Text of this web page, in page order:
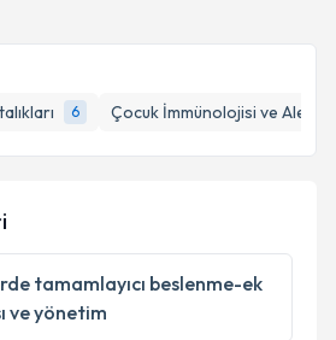
6 Çocuk İmmünolojisi ve Alerjisi
hazırlandığında e-posta ile
işlenmesine ilişkinAydınlatma
ve kişisel verilerimin belirtilen
kabul ediyorum.
tamamlayıcı beslenme-ek
ve yönetim